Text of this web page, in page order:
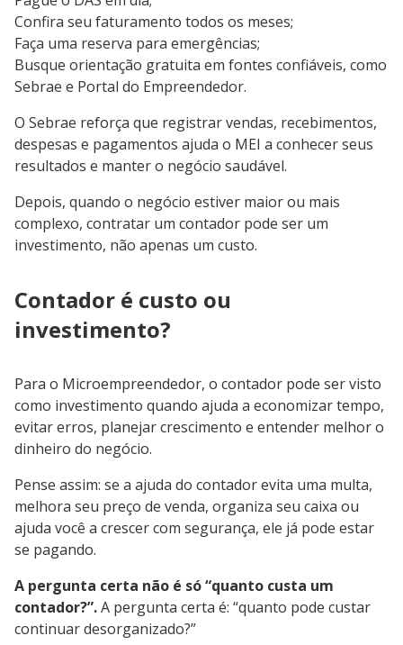
Confira seu faturamento todos os meses;
Faça uma reserva para emergências;
Busque orientação gratuita em fontes confiáveis, como
Sebrae e Portal do Empreendedor.
O Sebrae reforça que registrar vendas, recebimentos,
despesas e pagamentos ajuda o MEI a conhecer seus
resultados e manter o negócio saudável.
Depois, quando o negócio estiver maior ou mais
complexo, contratar um contador pode ser um
investimento, não apenas um custo.
Contador é custo ou
investimento?
Para o Microempreendedor, o contador pode ser visto
como investimento quando ajuda a economizar tempo,
evitar erros, planejar crescimento e entender melhor o
dinheiro do negócio.
Pense assim: se a ajuda do contador evita uma multa,
melhora seu preço de venda, organiza seu caixa ou
ajuda você a crescer com segurança, ele já pode estar
se pagando.
A pergunta certa não é só “quanto custa um
contador?”.A pergunta certa é: “quanto pode custar
continuar desorganizado?”